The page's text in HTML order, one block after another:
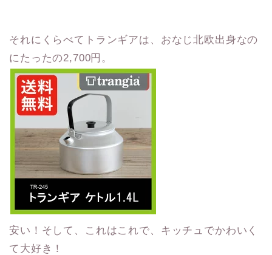
それにくらべてトランギアは、おなじ北欧出身なの
にたったの2,700円。
安い！そして、これはこれで、キッチュでかわいく
て大好き！